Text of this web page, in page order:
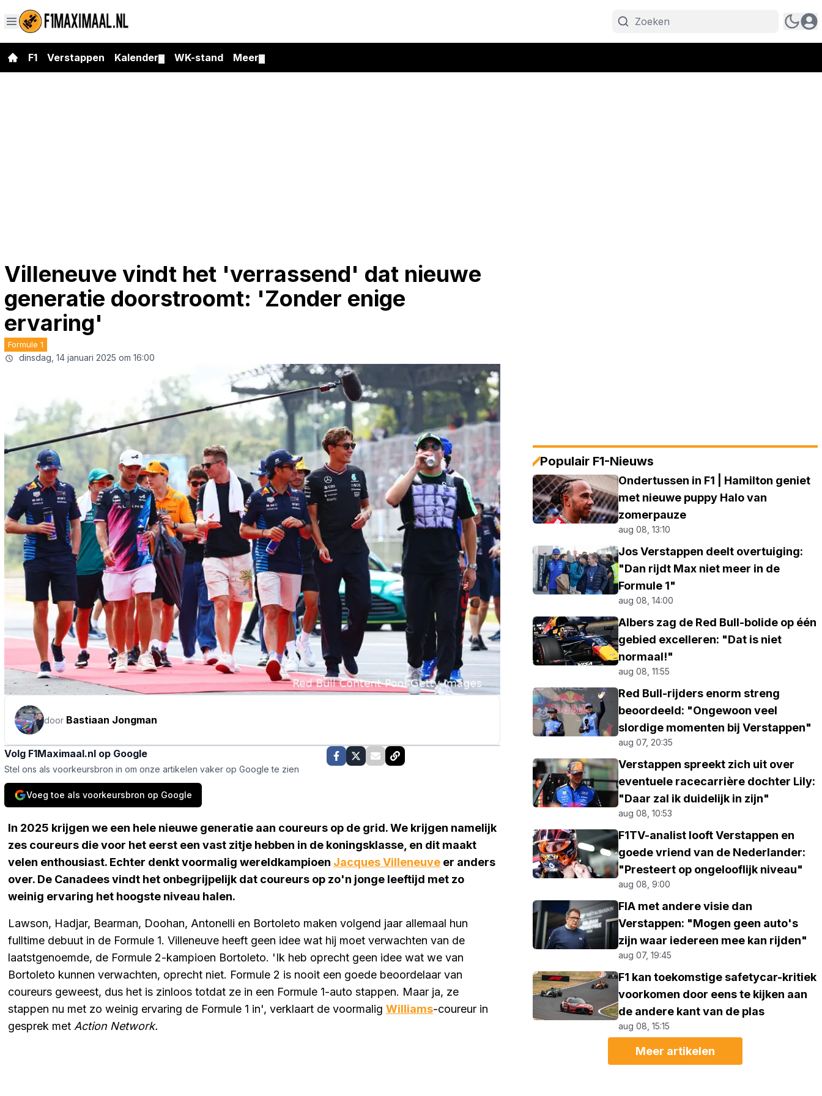
F1 Verstappen Kalender WK-stand Meer
Villeneuve vindt het 'verrassend' dat nieuwe
generatie doorstroomt: 'Zonder enige
ervaring'
Formule 1
dinsdag, 14 januari 2025 om 16:00
door Bastiaan Jongman
Volg F1Maximaal.nl op Google
Stel ons als voorkeursbron in om onze artikelen vaker op Google te zien
Voeg toe als voorkeursbron op Google
In 2025 krijgen we een hele nieuwe generatie aan coureurs op de grid. We krijgen namelijk
zes coureurs die voor het eerst een vast zitje hebben in de koningsklasse, en dit maakt
velen enthousiast. Echter denkt voormalig wereldkampioen Jacques Villeneuve er anders
over. De Canadees vindt het onbegrijpelijk dat coureurs op zo'n jonge leeftijd met zo
weinig ervaring het hoogste niveau halen.
Lawson, Hadjar, Bearman, Doohan, Antonelli en Bortoleto maken volgend jaar allemaal hun
fulltime debuut in de Formule 1. Villeneuve heeft geen idee wat hij moet verwachten van de
laatstgenoemde, de Formule 2-kampioen Bortoleto. 'Ik heb oprecht geen idee wat we van
Bortoleto kunnen verwachten, oprecht niet. Formule 2 is nooit een goede beoordelaar van
coureurs geweest, dus het is zinloos totdat ze in een Formule 1-auto stappen. Maar ja, ze
stappen nu met zo weinig ervaring de Formule 1 in', verklaart de voormalig Williams-coureur in
gesprek met Action Network.
Populair F1-Nieuws
Ondertussen in F1 | Hamilton geniet
met nieuwe puppy Halo van
zomerpauze
aug 08, 13:10
Jos Verstappen deelt overtuiging:
"Dan rijdt Max niet meer in de
Formule 1"
aug 08, 14:00
Albers zag de Red Bull-bolide op één
gebied excelleren: "Dat is niet
normaal!"
aug 08, 11:55
Red Bull-rijders enorm streng
beoordeeld: "Ongewoon veel
slordige momenten bij Verstappen"
aug 07, 20:35
Verstappen spreekt zich uit over
eventuele racecarrière dochter Lily:
"Daar zal ik duidelijk in zijn"
aug 08, 10:53
F1TV-analist looft Verstappen en
goede vriend van de Nederlander:
"Presteert op ongelooflijk niveau"
aug 08, 9:00
FIA met andere visie dan
Verstappen: "Mogen geen auto's
zijn waar iedereen mee kan rijden"
aug 07, 19:45
F1 kan toekomstige safetycar-kritiek
voorkomen door eens te kijken aan
de andere kant van de plas
aug 08, 15:15
Meer artikelen